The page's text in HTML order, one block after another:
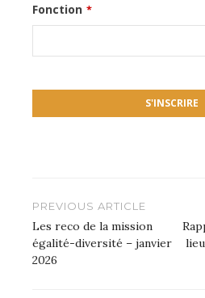
Fonction *
S'INSCRIRE
laissé
vide
Navigation
de
l’article
PREVIOUS ARTICLE
Les reco de la mission
égalité-diversité – janvier
2026